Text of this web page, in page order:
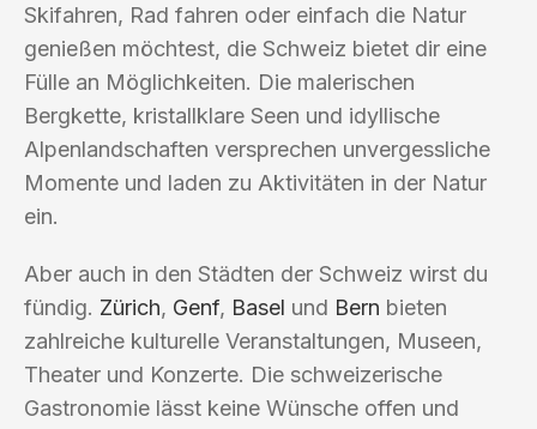
Skifahren, Rad fahren oder einfach die Natur
genießen möchtest, die Schweiz bietet dir eine
Fülle an Möglichkeiten. Die malerischen
Bergkette, kristallklare Seen und idyllische
Alpenlandschaften versprechen unvergessliche
Momente und laden zu Aktivitäten in der Natur
ein.
Aber auch in den Städten der Schweiz wirst du
fündig. Zürich, Genf, Basel und Bern bieten
zahlreiche kulturelle Veranstaltungen, Museen,
Theater und Konzerte. Die schweizerische
Gastronomie lässt keine Wünsche offen und